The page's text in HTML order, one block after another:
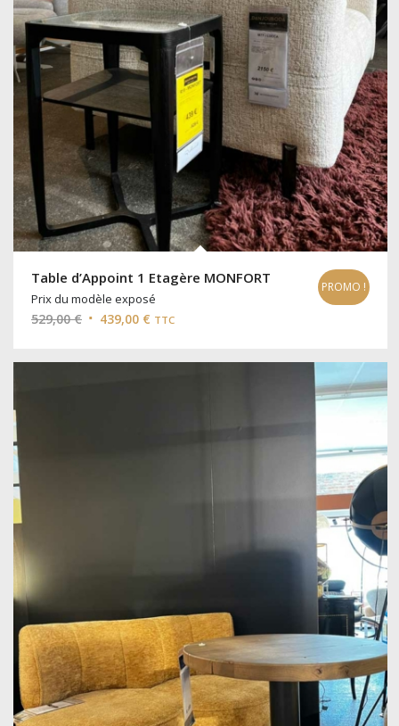
Table d’Appoint 1 Etagère MONFORT
Prix du modèle exposé
529,00€ Le
initial
439,00 € Le
actuel
TTC
PROMO !